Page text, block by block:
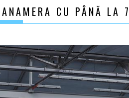
CU PÂNĂ LA